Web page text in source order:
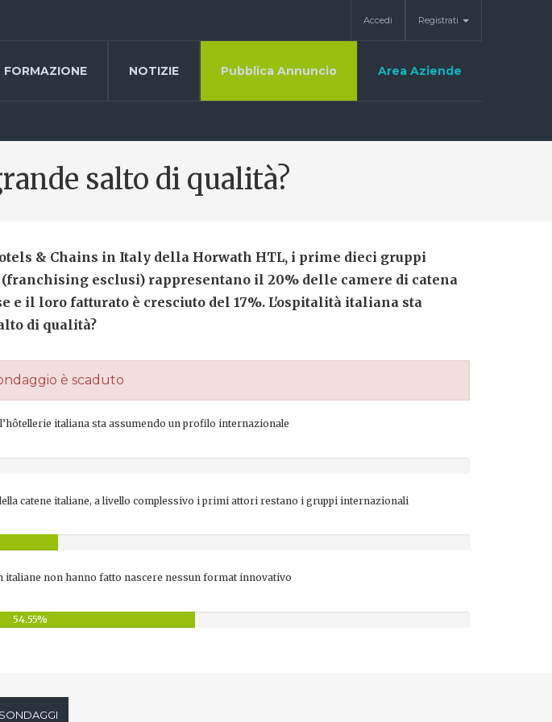
Accedi Registrati
FORMAZIONE NOTIZIE Pubblica Annuncio Area Aziende
salto di qualità?
& Chains in Italy della Horwath HTL, i prime dieci gruppi
esclusi) rappresentano il 20% delle camere di catena
e il loro fatturato è cresciuto del 17%. L'ospitalità italiana sta
di qualità?
è scaduto
italiana sta assumendo un profilo internazionale
catene italiane, a livello complessivo i primi attori restano i gruppi internazionali
italiane non hanno fatto nascere nessun format innovativo
54.55%